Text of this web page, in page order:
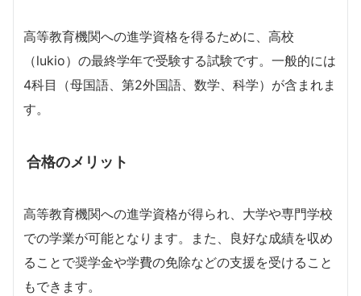
高等教育機関への進学資格を得るために、高校
（lukio）の最終学年で受験する試験です。一般的には
4科目（母国語、第2外国語、数学、科学）が含まれま
す。
合格のメリット
高等教育機関への進学資格が得られ、大学や専門学校
での学業が可能となります。また、良好な成績を収め
ることで奨学金や学費の免除などの支援を受けること
もできます。